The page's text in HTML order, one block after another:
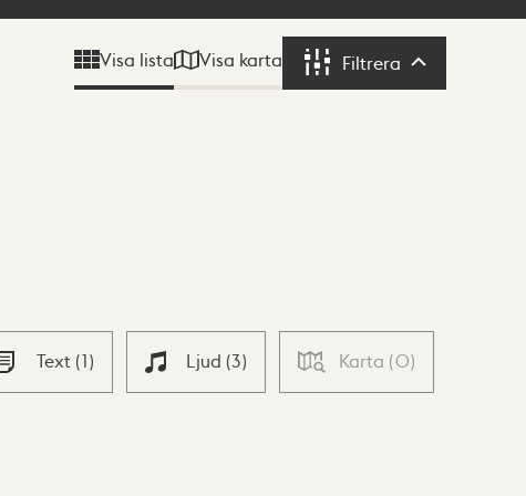
Visa lista Visa karta Filtrera Filtrera
Text (1) Ljud (3) Karta (0)